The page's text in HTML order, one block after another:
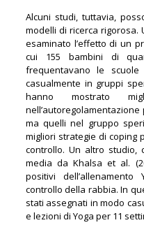
Alcuni studi, tuttavia,
modelli di ricerca rigorosa.
esaminato l’effetto di un
cui 155 bambini di
frequentavano le
casualmente in gruppi
hanno mostrato
ma quelli nel gruppo
migliori strategie di coping
controllo. Un altro studio,
media da Khalsa et al.
positivi
controllo della rabbia. In
stati assegnati in modo
e lezioni di Yoga per 11